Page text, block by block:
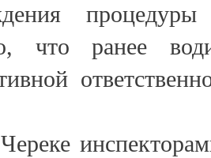
процедуры
что ранее